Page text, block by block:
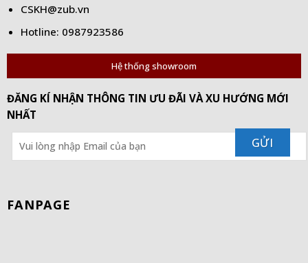
CSKH@zub.vn
Hotline: 0987923586
Hệ thống showroom
ĐĂNG KÍ NHẬN THÔNG TIN ƯU ĐÃI VÀ XU HƯỚNG MỚI
NHẤT
FANPAGE